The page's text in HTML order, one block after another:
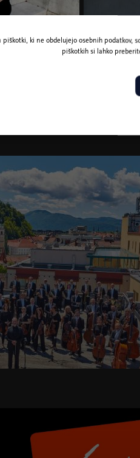
Tibor Bogányi,
ki ne obdelujejo osebnih
piškotkih si lahko